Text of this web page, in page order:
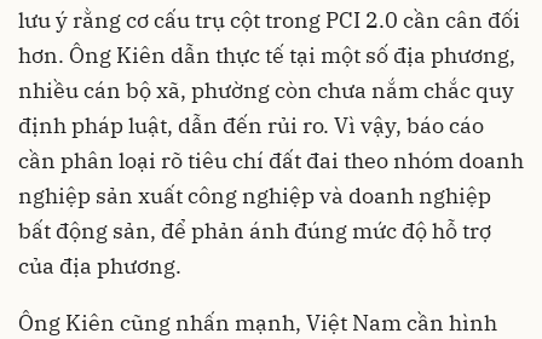
lưu ý rằng cơ cấu trụ cột trong PCI 2.0 cần cân đối
hơn. Ông Kiên dẫn thực tế tại một số địa phương,
nhiều cán bộ xã, phường còn chưa nắm chắc quy
định pháp luật, dẫn đến rủi ro. Vì vậy, báo cáo
cần phân loại rõ tiêu chí đất đai theo nhóm doanh
nghiệp sản xuất công nghiệp và doanh nghiệp
bất động sản, để phản ánh đúng mức độ hỗ trợ
của địa phương.
Ông Kiên cũng nhấn mạnh, Việt Nam cần hình